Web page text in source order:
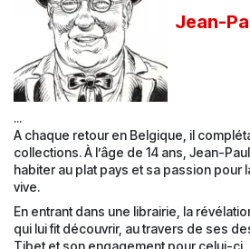
Jean-
...
A chaque retour en Belgique, il
collections. À l’âge de 14 ans, Jean-
habiter au plat pays et sa passion pour
vive.
En entrant dans une librairie, la
qui lui fit découvrir, au travers de ses
Tibet et son engagement pour celui-ci.